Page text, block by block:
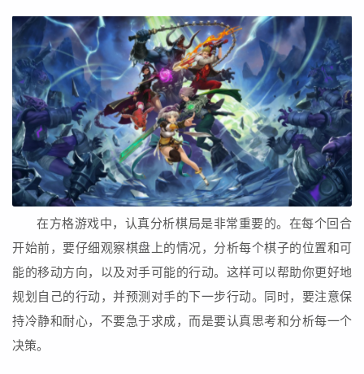
在方格游戏中，认真分析棋局是非常重要的。在每个回合
开始前，要仔细观察棋盘上的情况，分析每个棋子的位置和可
能的移动方向，以及对手可能的行动。这样可以帮助你更好地
规划自己的行动，并预测对手的下一步行动。同时，要注意保
持冷静和耐心，不要急于求成，而是要认真思考和分析每一个
决策。